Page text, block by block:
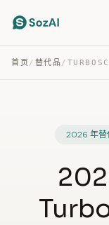
首页 / 替代品 /
2026 年替